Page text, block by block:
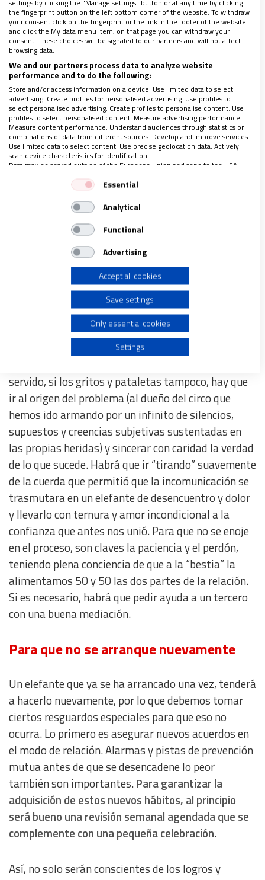
Si no conversamos hasta entendernos, algunas
relaciones llamadas a darnos contención y hogar se
comienzan a malograr y a dañar a todos.
Desencuentros por el modo de proceder con las
decisiones económicas, con la crianza de los hijos,
con los padres, con la administración del tiempo,
con las redes sociales, con los amigos, con la salud,
con la intimidad, con la espiritualidad, con el
trabajo o con las pantallas en general, por solo dar
algunos ejemplos, comienzan a edificarse como
verdaderas murallas (o elefantes de cemento) que
nos alejan a unos de otros y que nadie está
dispuesto, por temor o inconciencia, a reconocer o a
¿Cómo sacar al elefante del camino? Si queremos
que el vínculo prospere, que se fortalezca y sea una
fuente de gracia y alegría, y no de una de estrés y
amenaza constante,hay que tomar la decisión de
hacerle frente a la “bestia” que se ha instalado en
servido, si los gritos y pataletas tampoco, hay que
ir al origen del problema (al dueño del circo que
hemos ido armando por un infinito de silencios,
supuestos y creencias subjetivas sustentadas en
las propias heridas) y sincerar con caridad la verdad
de lo que sucede. Habrá que ir “tirando” suavemente
de la cuerda que permitió que la incomunicación se
trasmutara en un elefante de desencuentro y dolor
y llevarlo con ternura y amor incondicional a la
confianza que antes nos unió. Para que no se enoje
en el proceso, son claves la paciencia y el perdón,
teniendo plena conciencia de que a la “bestia” la
alimentamos 50 y 50 las dos partes de la relación.
Si es necesario, habrá que pedir ayuda a un tercero
con una buena mediación.
Para que no se arranque nuevamente
Un elefante que ya se ha arrancado una vez, tenderá
a hacerlo nuevamente, por lo que debemos tomar
ciertos resguardos especiales para que eso no
ocurra. Lo primero es asegurar nuevos acuerdos en
el modo de relación. Alarmas y pistas de prevención
mutua antes de que se desencadene lo peor
también son importantes.Para garantizar la
adquisición de estos nuevos hábitos, al principio
será bueno una revisión semanal agendada que se
complemente con una pequeña celebración.
Así, no solo serán conscientes de los logros y
the fingerprint button on the left bottom corner of the website. To withdraw
your consent click on the fingerprint or the link in the footer of the website
and click the My data menu item, on that page you can withdraw your
consent. These choices will be signaled to our partners and will not affect
browsing data.
We and our partners process data to analyze website
performance and to do the following:
Store and/or access information on a device. Use limited data to select
advertising. Create profiles for personalised advertising. Use profiles to
select personalised advertising. Create profiles to personalise content. Use
profiles to select personalised content. Measure advertising performance.
Measure content performance. Understand audiences through statistics or
combinations of data from different sources. Develop and improve services.
Use limited data to select content. Use precise geolocation data. Actively
scan device characteristics for identification.
Data may be shared outside of the European Union and send to the USA.
Your consent and the cookie policy applies solely to this website/app.
View Partner List (1 IAB Vendors)
We use your data for the following purposes:
IAB processing purposes:
Use limited data to select advertising
Create profiles for personalised advertising
Use profiles to select personalised advertising
Create profiles to personalise content
Use profiles to select personalised content
Measure advertising performance
Measure content performance
Understand audiences through statistics or combinations
of data from different sources
Develop and improve services
Use limited data to select content
IAB Special Features:
Non-IAB processing purposes:
Essential
Analytical
Functional
Advertising
Essential
Analytical
Functional
Advertising
Accept all cookies
Save settings
Only essential cookies
Settings